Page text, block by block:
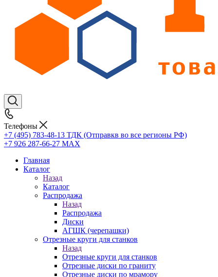
Телефоны
+7 (495) 783-48-13 ТДК (Отправкв во все регионы РФ)
+7 926 287-66-27 МАХ
Главная
Каталог
Назад
Каталог
Распродажа
Назад
Распродажа
Диски
АГШК (черепашки)
Отрезные круги для станков
Назад
Отрезные круги для станков
Отрезные диски по граниту
Отрезные диски по мрамору